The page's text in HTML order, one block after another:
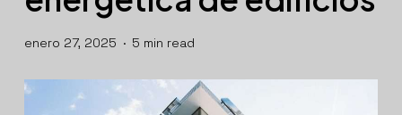
enero 27, 2025 5 min read